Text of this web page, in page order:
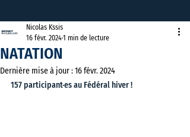
NATATION
Nicolas Kssis
16 févr. 20241 min de lecture
Dernière mise à jour :16 févr. 2024
157 participant·es au Fédéral hiver !